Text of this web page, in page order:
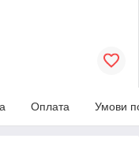
Оплата Умови